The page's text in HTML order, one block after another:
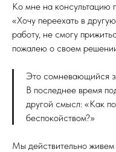
Ко мне на консультацию
«Хочу переехать в
работу, не смогу
пожалею о своем
Это сомневающийся
В последнее время
другой смысл: «Как
беспокойством?»
Мы действительно